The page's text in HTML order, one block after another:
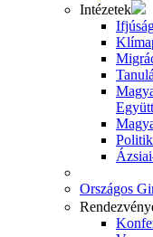
Intézetek
Országos